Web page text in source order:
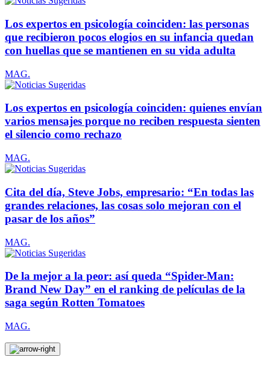
Los expertos en psicología coinciden: las personas
que recibieron pocos elogios en su infancia quedan
con huellas que se mantienen en su vida adulta
MAG.
Los expertos en psicología coinciden: quienes envían
varios mensajes porque no reciben respuesta sienten
el silencio como rechazo
MAG.
Cita del día, Steve Jobs, empresario: “En todas las
grandes relaciones, las cosas solo mejoran con el
pasar de los años”
MAG.
De la mejor a la peor: así queda “Spider-Man:
Brand New Day” en el ranking de películas de la
saga según Rotten Tomatoes
MAG.